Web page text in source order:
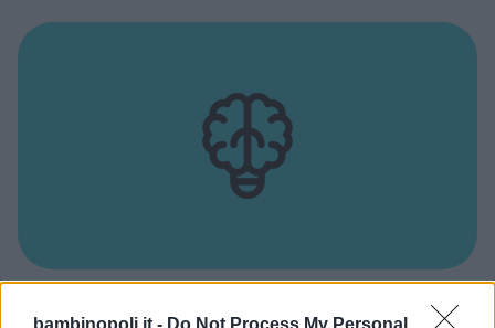
bambinopoli.it - Do Not Process My Personal